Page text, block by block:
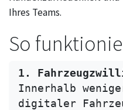
Ihres Teams.
So
1.
Innerhalb
digitaler